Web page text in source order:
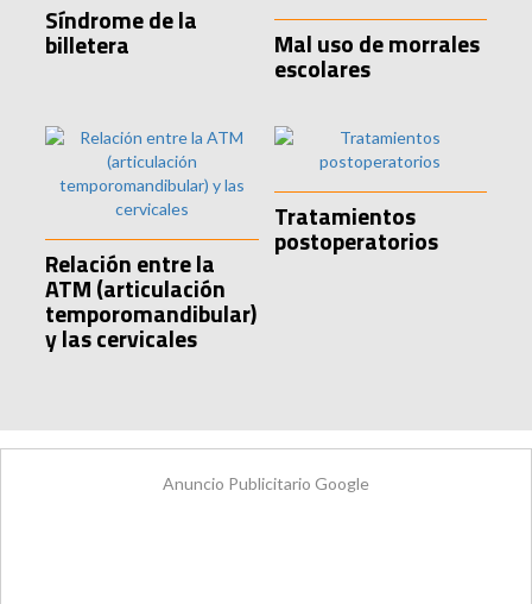
Síndrome de la
billetera Mal uso de morrales
escolares
Relación entre la
ATM (articulación
temporomandibular)
y las cervicales
Tratamientos
postoperatorios
Anuncio Publicitario Google